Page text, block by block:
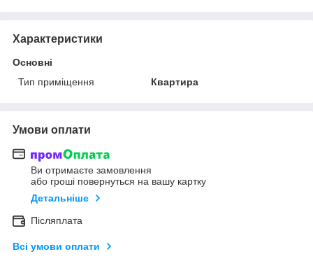
Характеристики
Основні
Тип приміщення
Квартира
Умови оплати
Ви отримаєте замовлення
або гроші повернуться на вашу картку
Детальніше
Післяплата
Всі умови оплати